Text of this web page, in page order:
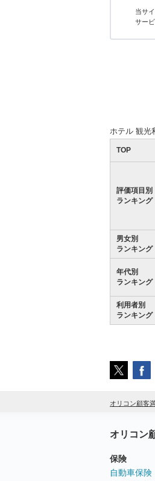
当サ
サー
ホテル 観光
TOP
評価項目別
ランキング
男女別
ランキング
年代別
ランキング
利用者別
ランキング
オリコン顧客
オリコン
保険
自動車保険